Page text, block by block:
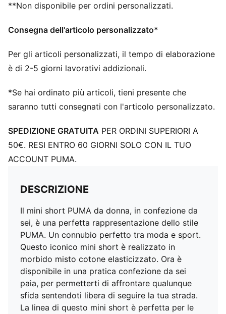
**Non disponibile per ordini personalizzati.
Consegna dell'articolo personalizzato*
Per gli articoli personalizzati, il tempo di elaborazione
è di 2-5 giorni lavorativi addizionali.
*Se hai ordinato più articoli, tieni presente che
saranno tutti consegnati con l'articolo personalizzato.
SPEDIZIONE GRATUITA PER ORDINI SUPERIORI A
50€. RESI ENTRO 60 GIORNI SOLO CON IL TUO
ACCOUNT PUMA.
DESCRIZIONE
Il mini short PUMA da donna, in confezione da
sei, è una perfetta rappresentazione dello stile
PUMA. Un connubio perfetto tra moda e sport.
Questo iconico mini short è realizzato in
morbido misto cotone elasticizzato. Ora è
disponibile in una pratica confezione da sei
paia, per permetterti di affrontare qualunque
sfida sentendoti libera di seguire la tua strada.
La linea di questo mini short è perfetta per le